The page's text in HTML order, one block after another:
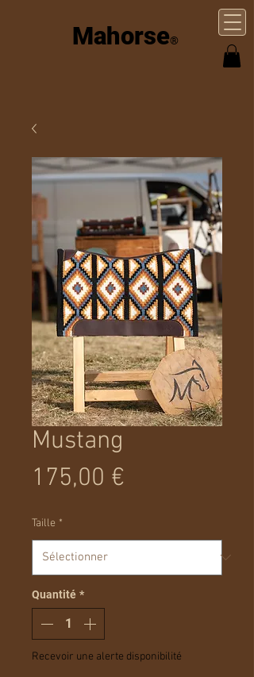
Mahorse®
Mustang
175,00 €
Taille *
Quantité *
Recevoir une alerte disponibilité